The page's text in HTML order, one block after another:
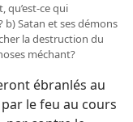
qu’est-​ce qui
b) Satan et ses démons
la destruction du
méchant?
ébranlés au
le feu au cours